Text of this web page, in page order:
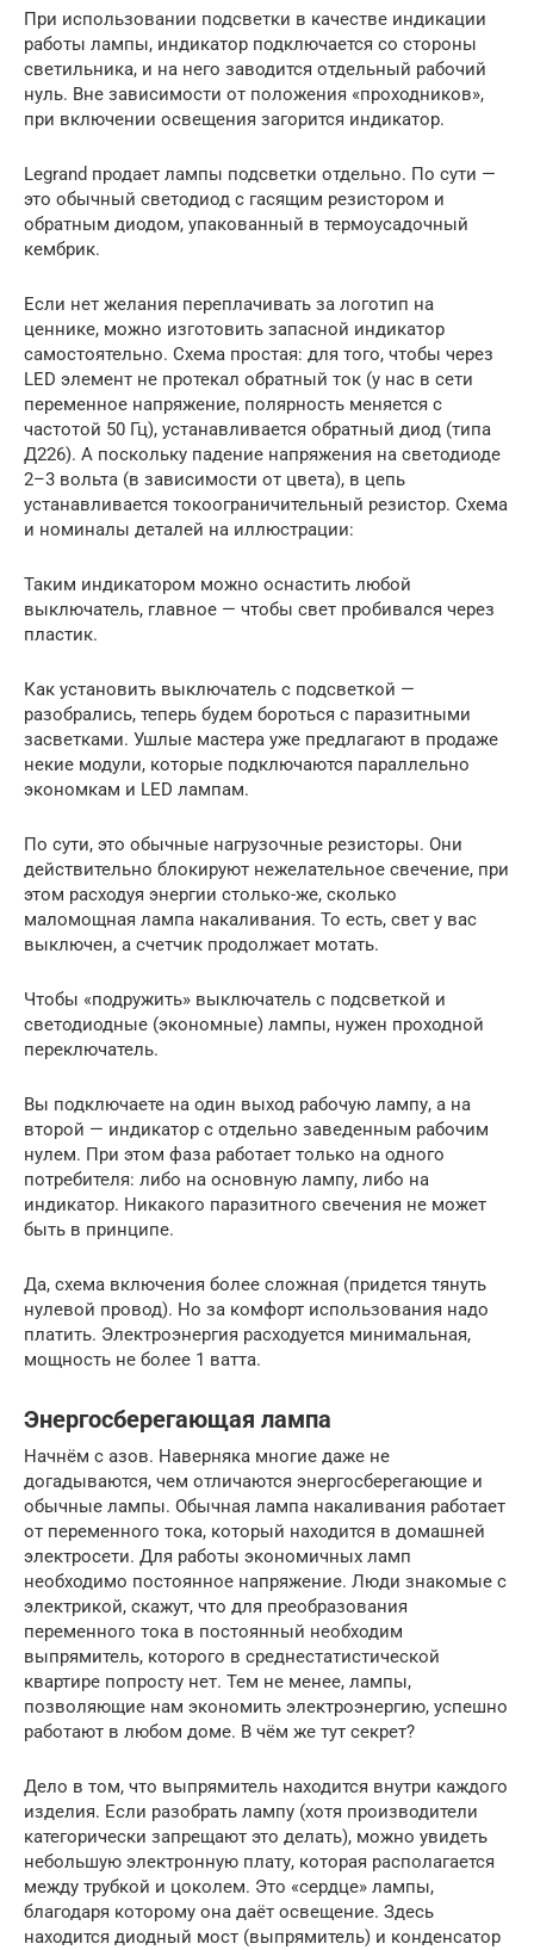
При использовании подсветки в качестве индикации
работы лампы, индикатор подключается со стороны
светильника, и на него заводится отдельный рабочий
нуль. Вне зависимости от положения «проходников»,
при включении освещения загорится индикатор.
Legrand продает лампы подсветки отдельно. По сути —
это обычный светодиод с гасящим резистором и
обратным диодом, упакованный в термоусадочный
кембрик.
Если нет желания переплачивать за логотип на
ценнике, можно изготовить запасной индикатор
самостоятельно. Схема простая: для того, чтобы через
LED элемент не протекал обратный ток (у нас в сети
переменное напряжение, полярность меняется с
частотой 50 Гц), устанавливается обратный диод (типа
Д226). А поскольку падение напряжения на светодиоде
2–3 вольта (в зависимости от цвета), в цепь
устанавливается токоограничительный резистор. Схема
и номиналы деталей на иллюстрации:
Таким индикатором можно оснастить любой
выключатель, главное — чтобы свет пробивался через
пластик.
Как установить выключатель с подсветкой —
разобрались, теперь будем бороться с паразитными
засветками. Ушлые мастера уже предлагают в продаже
некие модули, которые подключаются параллельно
экономкам и LED лампам.
По сути, это обычные нагрузочные резисторы. Они
действительно блокируют нежелательное свечение, при
этом расходуя энергии столько-же, сколько
маломощная лампа накаливания. То есть, свет у вас
выключен, а счетчик продолжает мотать.
Чтобы «подружить» выключатель с подсветкой и
светодиодные (экономные) лампы, нужен проходной
переключатель.
Вы подключаете на один выход рабочую лампу, а на
второй — индикатор с отдельно заведенным рабочим
нулем. При этом фаза работает только на одного
потребителя: либо на основную лампу, либо на
индикатор. Никакого паразитного свечения не может
быть в принципе.
Да, схема включения более сложная (придется тянуть
нулевой провод). Но за комфорт использования надо
платить. Электроэнергия расходуется минимальная,
мощность не более 1 ватта.
Энергосберегающая лампа
Начнём с азов. Наверняка многие даже не
догадываются, чем отличаются энергосберегающие и
обычные лампы. Обычная лампа накаливания работает
от переменного тока, который находится в домашней
электросети. Для работы экономичных ламп
необходимо постоянное напряжение. Люди знакомые с
электрикой, скажут, что для преобразования
переменного тока в постоянный необходим
выпрямитель, которого в среднестатистической
квартире попросту нет. Тем не менее, лампы,
позволяющие нам экономить электроэнергию, успешно
работают в любом доме. В чём же тут секрет?
Дело в том, что выпрямитель находится внутри каждого
изделия. Если разобрать лампу (хотя производители
категорически запрещают это делать), можно увидеть
небольшую электронную плату, которая располагается
между трубкой и цоколем. Это «сердце» лампы,
благодаря которому она даёт освещение. Здесь
находится диодный мост (выпрямитель) и конденсатор